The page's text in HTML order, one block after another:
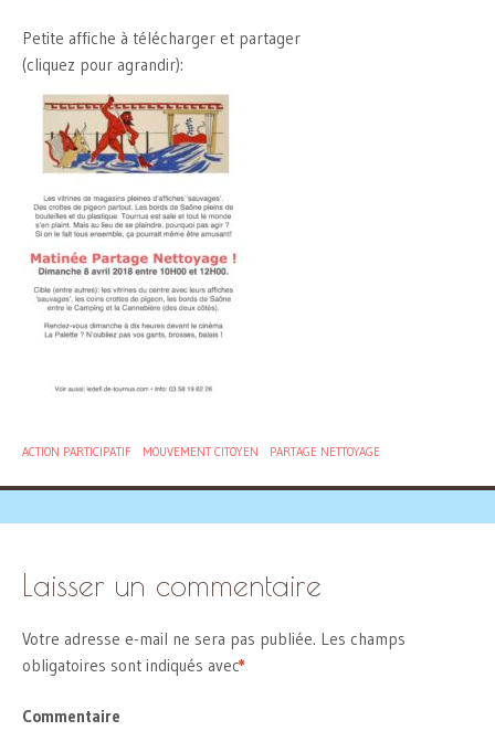
Petite affiche à télécharger et partager
(cliquez pour agrandir):
ACTION PARTICIPATIF MOUVEMENT CITOYEN PARTAGE NETTOYAGE
Laisser un commentaire
Votre adresse e-mail ne sera pas publiée. Les champs
obligatoires sont indiqués avec
*
Commentaire